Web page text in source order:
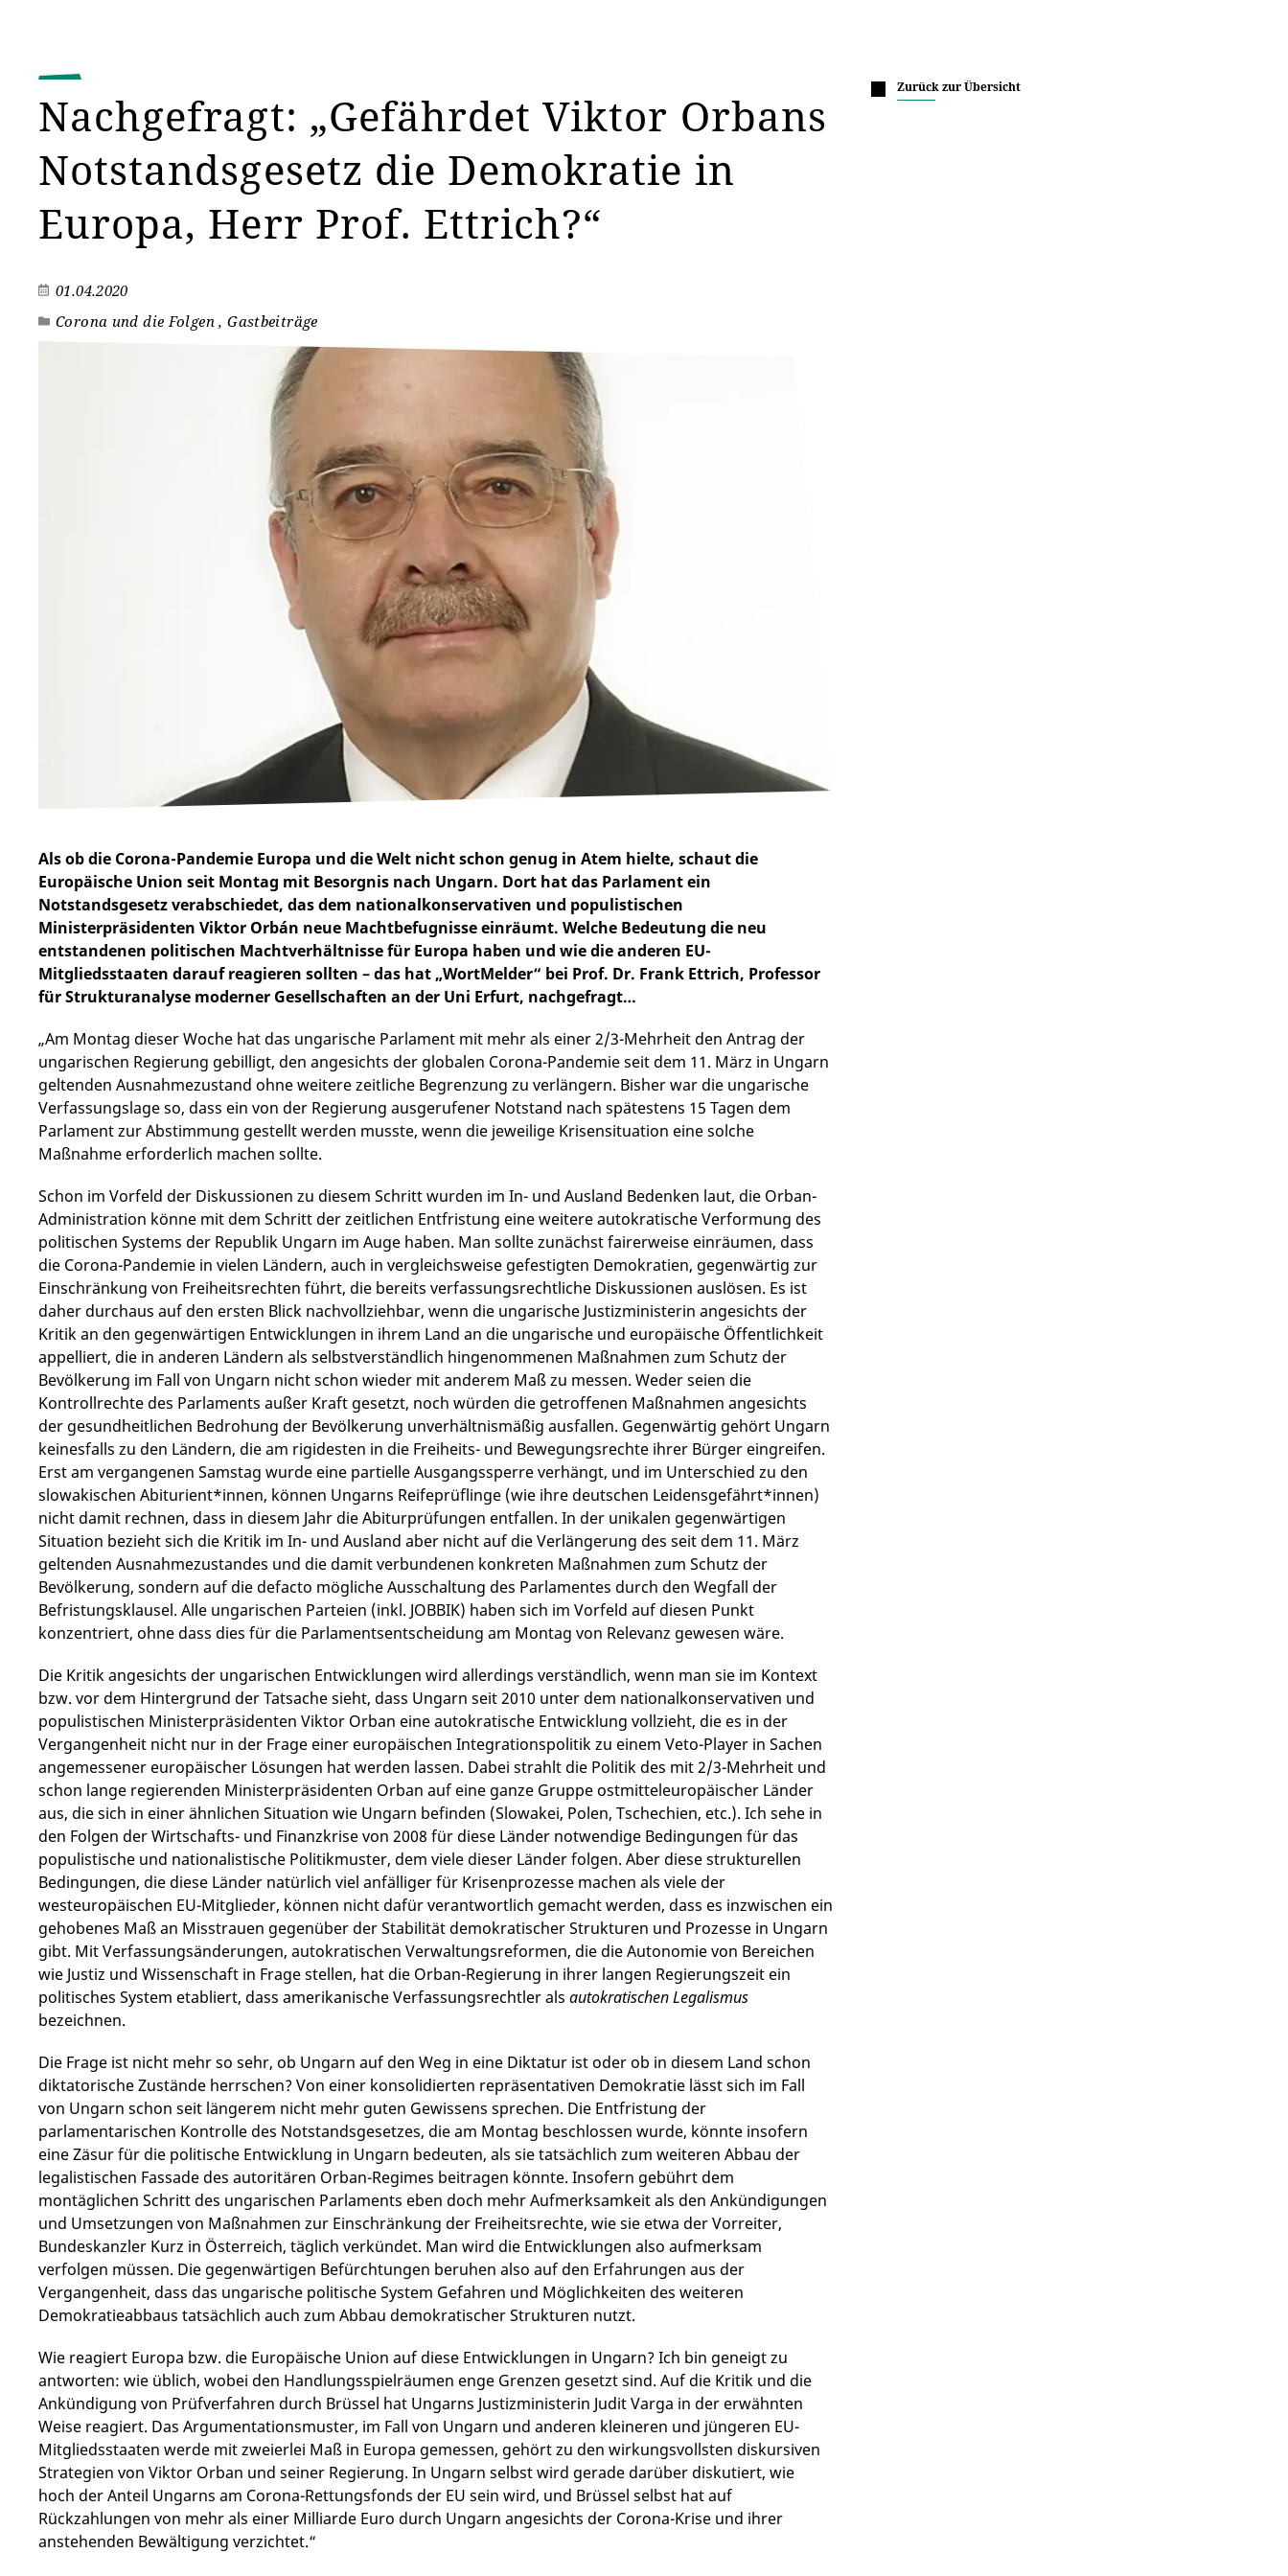
Nachgefragt: „Gefährdet Viktor Orbans
Notstandsgesetz die Demokratie in
Europa, Herr Prof. Ettrich?“
01.04.2020
Corona und die Folgen , Gastbeiträge
Als ob die Corona-Pandemie Europa und die Welt nicht schon genug in Atem hielte, schaut die
Europäische Union seit Montag mit Besorgnis nach Ungarn. Dort hat das Parlament ein
Notstandsgesetz verabschiedet, das dem nationalkonservativen und populistischen
Ministerpräsidenten Viktor Orbán neue Machtbefugnisse einräumt. Welche Bedeutung die neu
entstandenen politischen Machtverhältnisse für Europa haben und wie die anderen EU-
Mitgliedsstaaten darauf reagieren sollten – das hat „WortMelder“ bei Prof. Dr. Frank Ettrich, Professor
für Strukturanalyse moderner Gesellschaften an der Uni Erfurt, nachgefragt…
„Am Montag dieser Woche hat das ungarische Parlament mit mehr als einer 2/3-Mehrheit den Antrag der
ungarischen Regierung gebilligt, den angesichts der globalen Corona-Pandemie seit dem 11. März in Ungarn
geltenden Ausnahmezustand ohne weitere zeitliche Begrenzung zu verlängern. Bisher war die ungarische
Verfassungslage so, dass ein von der Regierung ausgerufener Notstand nach spätestens 15 Tagen dem
Parlament zur Abstimmung gestellt werden musste, wenn die jeweilige Krisensituation eine solche
Maßnahme erforderlich machen sollte.
Schon im Vorfeld der Diskussionen zu diesem Schritt wurden im In- und Ausland Bedenken laut, die Orban-
Administration könne mit dem Schritt der zeitlichen Entfristung eine weitere autokratische Verformung des
politischen Systems der Republik Ungarn im Auge haben. Man sollte zunächst fairerweise einräumen, dass
die Corona-Pandemie in vielen Ländern, auch in vergleichsweise gefestigten Demokratien, gegenwärtig zur
Einschränkung von Freiheitsrechten führt, die bereits verfassungsrechtliche Diskussionen auslösen. Es ist
daher durchaus auf den ersten Blick nachvollziehbar, wenn die ungarische Justizministerin angesichts der
Kritik an den gegenwärtigen Entwicklungen in ihrem Land an die ungarische und europäische Öffentlichkeit
appelliert, die in anderen Ländern als selbstverständlich hingenommenen Maßnahmen zum Schutz der
Bevölkerung im Fall von Ungarn nicht schon wieder mit anderem Maß zu messen. Weder seien die
Kontrollrechte des Parlaments außer Kraft gesetzt, noch würden die getroffenen Maßnahmen angesichts
der gesundheitlichen Bedrohung der Bevölkerung unverhältnismäßig ausfallen. Gegenwärtig gehört Ungarn
keinesfalls zu den Ländern, die am rigidesten in die Freiheits- und Bewegungsrechte ihrer Bürger eingreifen.
Erst am vergangenen Samstag wurde eine partielle Ausgangssperre verhängt, und im Unterschied zu den
slowakischen Abiturient*innen, können Ungarns Reifeprüflinge (wie ihre deutschen Leidensgefährt*innen)
nicht damit rechnen, dass in diesem Jahr die Abiturprüfungen entfallen. In der unikalen gegenwärtigen
Situation bezieht sich die Kritik im In- und Ausland aber nicht auf die Verlängerung des seit dem 11. März
geltenden Ausnahmezustandes und die damit verbundenen konkreten Maßnahmen zum Schutz der
Bevölkerung, sondern auf die defacto mögliche Ausschaltung des Parlamentes durch den Wegfall der
Befristungsklausel. Alle ungarischen Parteien (inkl. JOBBIK) haben sich im Vorfeld auf diesen Punkt
konzentriert, ohne dass dies für die Parlamentsentscheidung am Montag von Relevanz gewesen wäre.
Die Kritik angesichts der ungarischen Entwicklungen wird allerdings verständlich, wenn man sie im Kontext
bzw. vor dem Hintergrund der Tatsache sieht, dass Ungarn seit 2010 unter dem nationalkonservativen und
populistischen Ministerpräsidenten Viktor Orban eine autokratische Entwicklung vollzieht, die es in der
Vergangenheit nicht nur in der Frage einer europäischen Integrationspolitik zu einem Veto-Player in Sachen
angemessener europäischer Lösungen hat werden lassen. Dabei strahlt die Politik des mit 2/3-Mehrheit und
schon lange regierenden Ministerpräsidenten Orban auf eine ganze Gruppe ostmitteleuropäischer Länder
aus, die sich in einer ähnlichen Situation wie Ungarn befinden (Slowakei, Polen, Tschechien, etc.). Ich sehe in
den Folgen der Wirtschafts- und Finanzkrise von 2008 für diese Länder notwendige Bedingungen für das
populistische und nationalistische Politikmuster, dem viele dieser Länder folgen. Aber diese strukturellen
Bedingungen, die diese Länder natürlich viel anfälliger für Krisenprozesse machen als viele der
westeuropäischen EU-Mitglieder, können nicht dafür verantwortlich gemacht werden, dass es inzwischen ein
gehobenes Maß an Misstrauen gegenüber der Stabilität demokratischer Strukturen und Prozesse in Ungarn
gibt. Mit Verfassungsänderungen, autokratischen Verwaltungsreformen, die die Autonomie von Bereichen
wie Justiz und Wissenschaft in Frage stellen, hat die Orban-Regierung in ihrer langen Regierungszeit ein
politisches System etabliert, dass amerikanische Verfassungsrechtler als autokratischen Legalismus
bezeichnen.
Die Frage ist nicht mehr so sehr, ob Ungarn auf den Weg in eine Diktatur ist oder ob in diesem Land schon
diktatorische Zustände herrschen? Von einer konsolidierten repräsentativen Demokratie lässt sich im Fall
von Ungarn schon seit längerem nicht mehr guten Gewissens sprechen. Die Entfristung der
parlamentarischen Kontrolle des Notstandsgesetzes, die am Montag beschlossen wurde, könnte insofern
eine Zäsur für die politische Entwicklung in Ungarn bedeuten, als sie tatsächlich zum weiteren Abbau der
legalistischen Fassade des autoritären Orban-Regimes beitragen könnte. Insofern gebührt dem
montäglichen Schritt des ungarischen Parlaments eben doch mehr Aufmerksamkeit als den Ankündigungen
und Umsetzungen von Maßnahmen zur Einschränkung der Freiheitsrechte, wie sie etwa der Vorreiter,
Bundeskanzler Kurz in Österreich, täglich verkündet. Man wird die Entwicklungen also aufmerksam
verfolgen müssen. Die gegenwärtigen Befürchtungen beruhen also auf den Erfahrungen aus der
Vergangenheit, dass das ungarische politische System Gefahren und Möglichkeiten des weiteren
Demokratieabbaus tatsächlich auch zum Abbau demokratischer Strukturen nutzt.
Wie reagiert Europa bzw. die Europäische Union auf diese Entwicklungen in Ungarn? Ich bin geneigt zu
antworten: wie üblich, wobei den Handlungsspielräumen enge Grenzen gesetzt sind. Auf die Kritik und die
Ankündigung von Prüfverfahren durch Brüssel hat Ungarns Justizministerin Judit Varga in der erwähnten
Weise reagiert. Das Argumentationsmuster, im Fall von Ungarn und anderen kleineren und jüngeren EU-
Mitgliedsstaaten werde mit zweierlei Maß in Europa gemessen, gehört zu den wirkungsvollsten diskursiven
Strategien von Viktor Orban und seiner Regierung. In Ungarn selbst wird gerade darüber diskutiert, wie
hoch der Anteil Ungarns am Corona-Rettungsfonds der EU sein wird, und Brüssel selbst hat auf
Rückzahlungen von mehr als einer Milliarde Euro durch Ungarn angesichts der Corona-Krise und ihrer
anstehenden Bewältigung verzichtet.“
Zurück zur Übersicht